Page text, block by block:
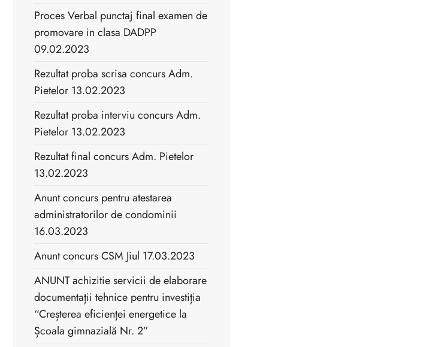
Proces Verbal punctaj final examen de
promovare in clasa DADPP
09.02.2023
Rezultat proba scrisa concurs Adm.
Pietelor 13.02.2023
Rezultat proba interviu concurs Adm.
Pietelor 13.02.2023
Rezultat final concurs Adm. Pietelor
13.02.2023
Anunt concurs pentru atestarea
administratorilor de condominii
16.03.2023
Anunt concurs CSM Jiul 17.03.2023
ANUNT achizitie servicii de elaborare
documentații tehnice pentru investiția
“Creșterea eficienței energetice la
Școala gimnazială Nr. 2”